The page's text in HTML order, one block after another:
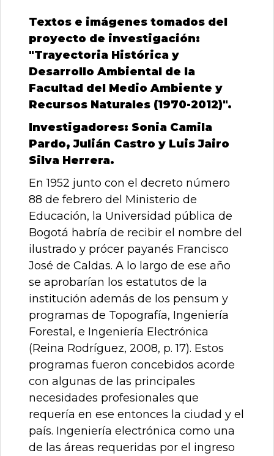
Textos e imágenes tomados del
proyecto de investigación:
"Trayectoria Histórica y
Desarrollo Ambiental de la
Facultad del Medio Ambiente y
Recursos Naturales (1970-2012)".
Investigadores: Sonia Camila
Pardo, Julián Castro y Luis Jairo
Silva Herrera.
En 1952 junto con el decreto número
88 de febrero del Ministerio de
Educación, la Universidad pública de
Bogotá habría de recibir el nombre del
ilustrado y prócer payanés Francisco
José de Caldas. A lo largo de ese año
se aprobarían los estatutos de la
institución además de los pensum y
programas de Topografía, Ingeniería
Forestal, e Ingeniería Electrónica
(Reina Rodríguez, 2008, p. 17). Estos
programas fueron concebidos acorde
con algunas de las principales
necesidades profesionales que
requería en ese entonces la ciudad y el
país. Ingeniería electrónica como una
de las áreas requeridas por el ingreso